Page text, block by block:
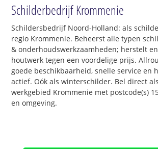
Schilderbedrijf Krommenie
Schildersbedrijf Noord-Holland: als
regio Krommenie. Beheerst alle typen
& onderhoudswerkzaamheden; herstelt
houtwerk tegen een voordelige prijs.
goede beschikbaarheid, snelle service en
actief. Oók als winterschilder. Bel direct
werkgebied Krommenie met postcode(s)
en omgeving.